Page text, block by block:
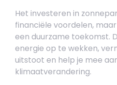
Het investeren in
financiële voordelen,
een duurzame toekomst.
energie op te wekken,
uitstoot en help je mee
klimaatverandering.